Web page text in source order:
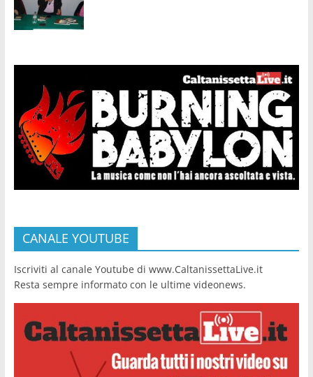
CANALE YOUTUBE
Iscriviti al canale Youtube di www.CaltanissettaLive.it
Resta sempre informato con le ultime videonews.